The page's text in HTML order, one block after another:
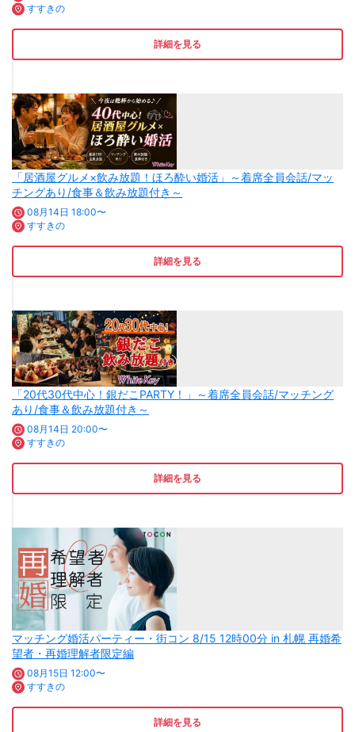
すすきの
詳細を見る
「居酒屋グルメ×飲み放題！ほろ酔い婚活」～着席全員会話/マッ
チングあり/食事＆飲み放題付き～
08月14日 18:00〜
すすきの
詳細を見る
「20代30代中心！銀だこPARTY！」～着席全員会話/マッチング
あり/食事＆飲み放題付き～
08月14日 20:00〜
すすきの
詳細を見る
マッチング婚活パーティー・街コン 8/15 12時00分 in 札幌 再婚希
望者・再婚理解者限定編
08月15日 12:00〜
すすきの
詳細を見る